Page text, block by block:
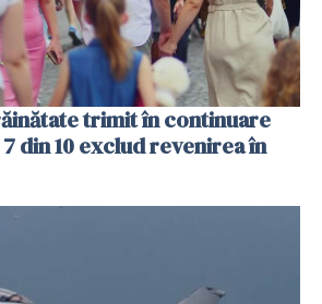
trimit în continuare
din 10 exclud revenirea în